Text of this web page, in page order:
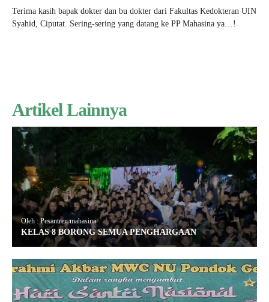
Terima kasih bapak dokter dan bu dokter dari Fakultas Kedokteran UIN
Syahid, Ciputat. Sering-sering yang datang ke PP Mahasina ya…!
Artikel Lainnya
Oleh : Pesantren mahasina
KELAS 8 BORONG SEMUA PENGHARGAAN